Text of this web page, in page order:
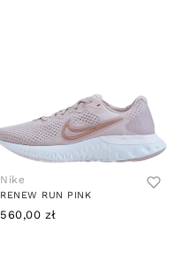
Nike
RENEW RUN PINK
560,00 zł